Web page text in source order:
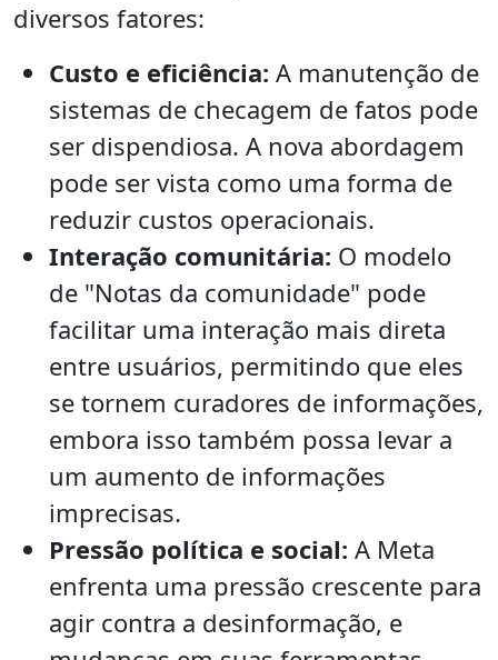
diversos fatores:
Custo e eficiência: A manutenção de
sistemas de checagem de fatos pode
ser dispendiosa. A nova abordagem
pode ser vista como uma forma de
reduzir custos operacionais.
Interação comunitária: O modelo
de "Notas da comunidade" pode
facilitar uma interação mais direta
entre usuários, permitindo que eles
se tornem curadores de informações,
embora isso também possa levar a
um aumento de informações
imprecisas.
Pressão política e social: A Meta
enfrenta uma pressão crescente para
agir contra a desinformação, e